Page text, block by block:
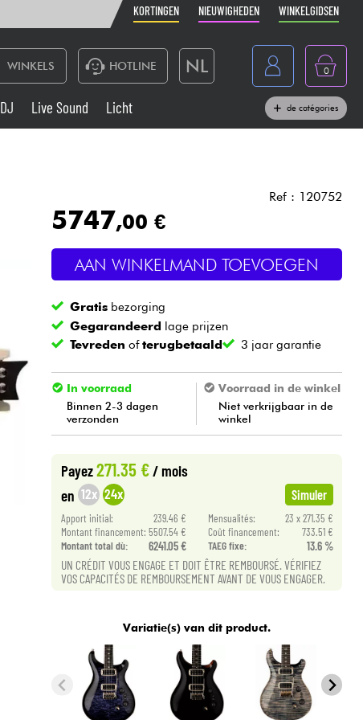
KORTINGEN NIEUWIGHEDEN WINKELGIDSEN
WINKELS HOTLINE NL
France
Belgique
Deutschland
0
Live Sound
Blaasinstrument
Kabels & toebehoren
DJ Live Sound Licht de catégories
Ref : 120752
5747,00 €
AAN WINKELMAND TOEVOEGEN
Gratis bezorging
Gegarandeerd lage prijzen
Tevreden ofterugbetaald 3 jaar garantie
In voorraad
Binnen 2-3 dagen
verzonden
Voorraad in de winkel
Niet verkrijgbaar in de
winkel
Payez271.35 €/ mois
en 12x 24x Simuler
Apport initial: 239.46 € Mensualités:
23 x 271.35 €
Montant financement: 5507.54 € Coût financement:
733.51 €
Montant total dù:
6241.05 € TAEG fixe: 13.6 %
UN CRÉDIT VOUS ENGAGE ET DOIT ÊTRE REMBOURSÉ. VÉRIFIEZ
VOS CAPACITÉS DE REMBOURSEMENT AVANT DE VOUS ENGAGER.
Variatie(s) van dit product.